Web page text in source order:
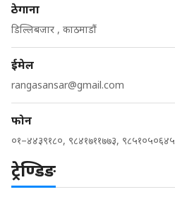
ठेगाना
डिल्लिबजार , काठमाडौं
ईमेल
rangasansar@gmail.com
फोन
०१–४४३९१८०, ९८४१७११७७३, ९८५१०५०६४५
ट्रेण्डिङ